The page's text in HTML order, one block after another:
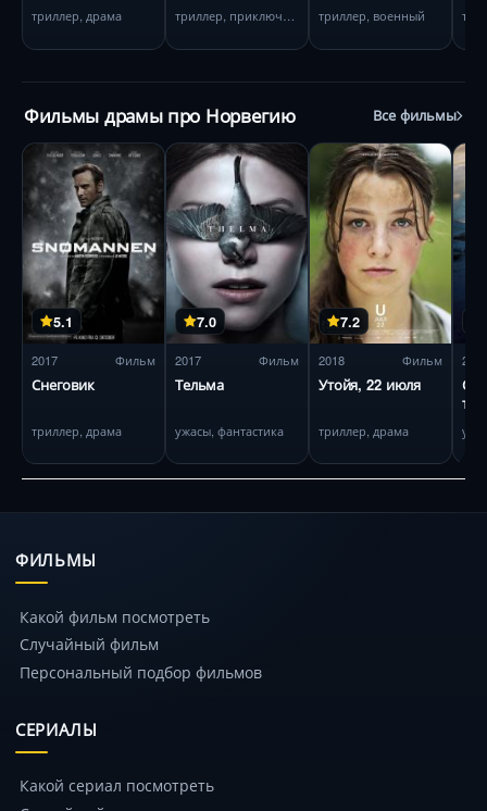
триллер, драма триллер, военный
Фильмы драмы про Норвегию Все фильмы
5.1
2017 Фильм
Снеговик
триллер, драма
7.0
2017 Фильм
Тельма
ужасы, фантастика
7.2
2018 Фильм
Утойя, 22 июля
триллер, драма
2010
ФИЛЬМЫ
Какой фильм посмотреть
Случайный фильм
Персональный подбор фильмов
СЕРИАЛЫ
Какой сериал посмотреть